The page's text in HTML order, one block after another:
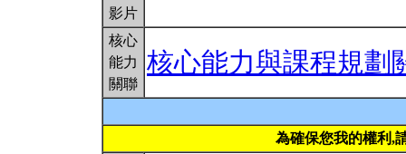
影片
核心
能力
關聯
核心能力與課程規劃
為確保您我的權利,